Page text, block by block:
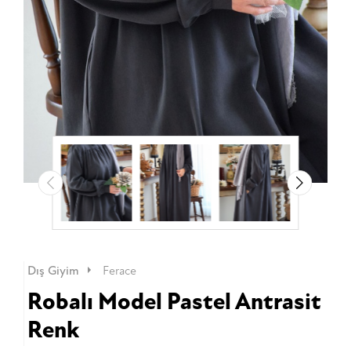
Dış Giyim Ferace
Robalı Model Pastel Antrasit
Renk